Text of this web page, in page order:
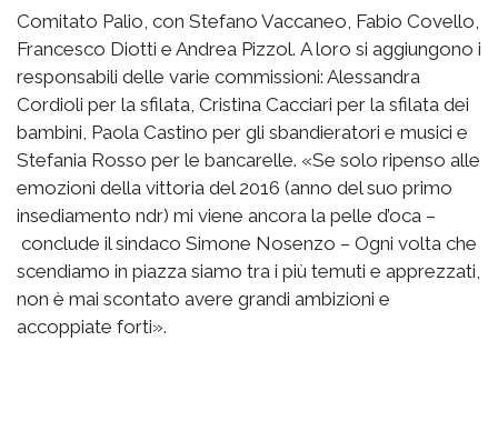
Comitato Palio, con Stefano Vaccaneo, Fabio Covello,
Francesco Diotti e Andrea Pizzol. A loro si aggiungono i
responsabili delle varie commissioni: Alessandra
Cordioli per la sfilata, Cristina Cacciari per la sfilata dei
bambini, Paola Castino per gli sbandieratori e musici e
Stefania Rosso per le bancarelle. «Se solo ripenso alle
emozioni della vittoria del 2016 (anno del suo primo
insediamento ndr) mi viene ancora la pelle d’oca –
conclude il sindaco Simone Nosenzo – Ogni volta che
scendiamo in piazza siamo tra i più temuti e apprezzati,
non è mai scontato avere grandi ambizioni e
accoppiate forti».